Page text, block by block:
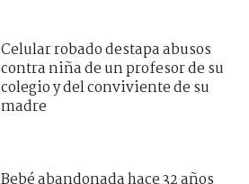
Celular robado destapa abusos
contra niña de un profesor de su
colegio y del conviviente de su
madre